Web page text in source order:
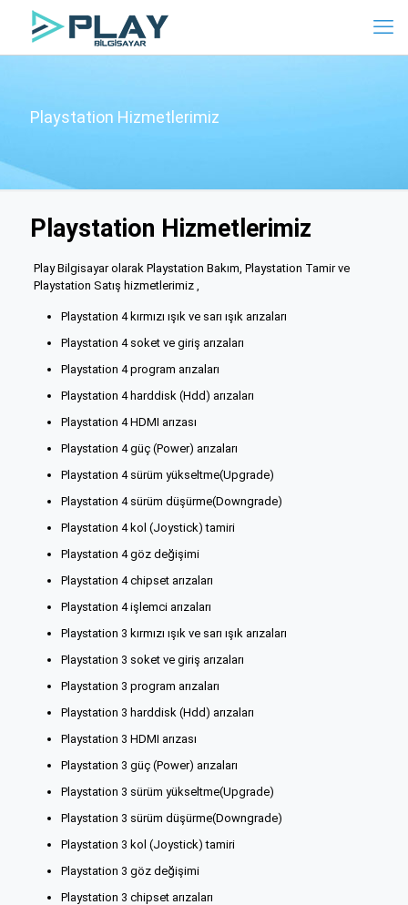
Playstation Hizmetlerimiz
Playstation Hizmetlerimiz
Play Bilgisayar olarak Playstation Bakım, Playstation Tamir ve
Playstation Satış hizmetlerimiz ,
Playstation 4 kırmızı ışık ve sarı ışık arızaları
Playstation 4 soket ve giriş arızaları
Playstation 4 program arızaları
Playstation 4 harddisk (Hdd) arızaları
Playstation 4 HDMI arızası
Playstation 4 güç (Power) arızaları
Playstation 4 sürüm yükseltme(Upgrade)
Playstation 4 sürüm düşürme(Downgrade)
Playstation 4 kol (Joystick) tamiri
Playstation 4 göz değişimi
Playstation 4 chipset arızaları
Playstation 4 işlemci arızaları
Playstation 3 kırmızı ışık ve sarı ışık arızaları
Playstation 3 soket ve giriş arızaları
Playstation 3 program arızaları
Playstation 3 harddisk (Hdd) arızaları
Playstation 3 HDMI arızası
Playstation 3 güç (Power) arızaları
Playstation 3 sürüm yükseltme(Upgrade)
Playstation 3 sürüm düşürme(Downgrade)
Playstation 3 kol (Joystick) tamiri
Playstation 3 göz değişimi
Playstation 3 chipset arızaları